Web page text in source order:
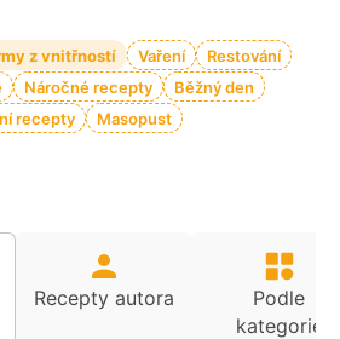
z vnitřností Vaření
Restování
Náročné recepty
Běžný den
recepty Masopust
Recepty autora
Podle
kategorie